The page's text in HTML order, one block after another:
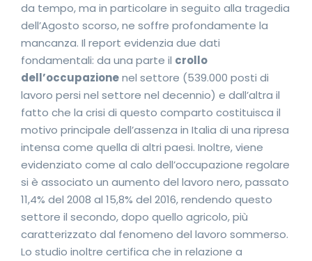
da tempo, ma in particolare in seguito alla tragedia
dell’Agosto scorso, ne soffre profondamente la
mancanza. Il report evidenzia due dati
fondamentali: da una parte il crollo
dell’occupazionenel settore (539.000 posti di
lavoro persi nel settore nel decennio) e dall’altra il
fatto che la crisi di questo comparto costituisca il
motivo principale dell’assenza in Italia di una ripresa
intensa come quella di altri paesi. Inoltre, viene
evidenziato come al calo dell’occupazione regolare
si è associato un aumento del lavoro nero, passato
11,4% del 2008 al 15,8% del 2016, rendendo questo
settore il secondo, dopo quello agricolo, più
caratterizzato dal fenomeno del lavoro sommerso.
Lo studio inoltre certifica che in relazione a